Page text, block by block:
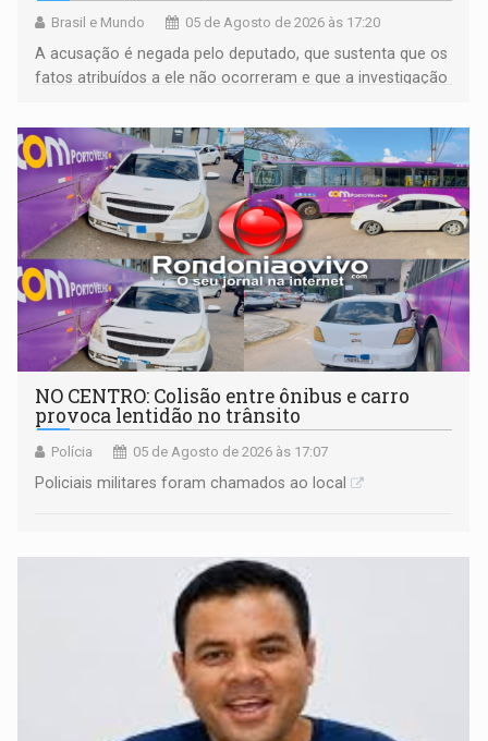
Brasil e Mundo 05 de Agosto de 2026 às 17:20
A acusação é negada pelo deputado, que sustenta que os
fatos atribuídos a ele não ocorreram e que a investigação
NO CENTRO: Colisão entre ônibus e carro
provoca lentidão no trânsito
Polícia 05 de Agosto de 2026 às 17:07
Policiais militares foram chamados ao local